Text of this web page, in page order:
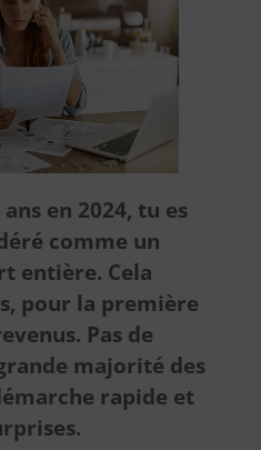
en 2024, tu es
comme un
entière. Cela
pour la première
Pas de
majorité des
rapide et